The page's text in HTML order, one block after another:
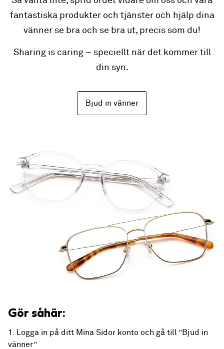
fantastiska produkter och tjänster och hjälp dina
vänner se bra och se bra ut, precis som du!
Sharing is caring – speciellt när det kommer till
din syn.
Bjud in vänner
Gör såhär:
1. Logga in på ditt Mina Sidor konto och gå till ”Bjud in
vänner”